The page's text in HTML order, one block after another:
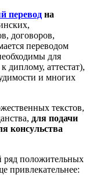
перевод на
договоров,
переводом
для
диплому, аттестат),
и многих
текстов,
для подачи
консульства
положительных
привлекательнее: